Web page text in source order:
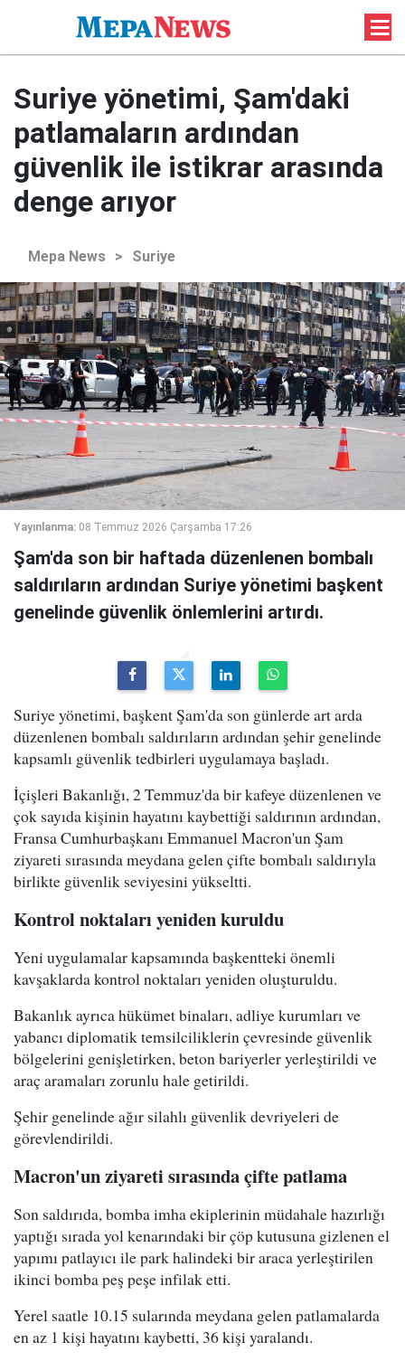
Suriye yönetimi, Şam'daki
patlamaların ardından
güvenlik ile istikrar arasında
denge arıyor
Mepa News > Suriye
Yayınlanma: 08 Temmuz 2026 Çarşamba 17:26
Şam'da son bir haftada düzenlenen bombalı
saldırıların ardından Suriye yönetimi başkent
genelinde güvenlik önlemlerini artırdı.
Suriye yönetimi, başkent Şam'da son günlerde art arda
düzenlenen bombalı saldırıların ardından şehir genelinde
kapsamlı güvenlik tedbirleri uygulamaya başladı.
İçişleri Bakanlığı, 2 Temmuz'da bir kafeye düzenlenen ve
çok sayıda kişinin hayatını kaybettiği saldırının ardından,
Fransa Cumhurbaşkanı Emmanuel Macron'un Şam
ziyareti sırasında meydana gelen çifte bombalı saldırıyla
birlikte güvenlik seviyesini yükseltti.
Kontrol noktaları yeniden kuruldu
Yeni uygulamalar kapsamında başkentteki önemli
kavşaklarda kontrol noktaları yeniden oluşturuldu.
Bakanlık ayrıca hükümet binaları, adliye kurumları ve
yabancı diplomatik temsilciliklerin çevresinde güvenlik
bölgelerini genişletirken, beton bariyerler yerleştirildi ve
araç aramaları zorunlu hale getirildi.
Şehir genelinde ağır silahlı güvenlik devriyeleri de
görevlendirildi.
Macron'un ziyareti sırasında çifte patlama
Son saldırıda, bomba imha ekiplerinin müdahale hazırlığı
yaptığı sırada yol kenarındaki bir çöp kutusuna gizlenen el
yapımı patlayıcı ile park halindeki bir araca yerleştirilen
ikinci bomba peş peşe infilak etti.
Yerel saatle 10.15 sularında meydana gelen patlamalarda
en az 1 kişi hayatını kaybetti, 36 kişi yaralandı.